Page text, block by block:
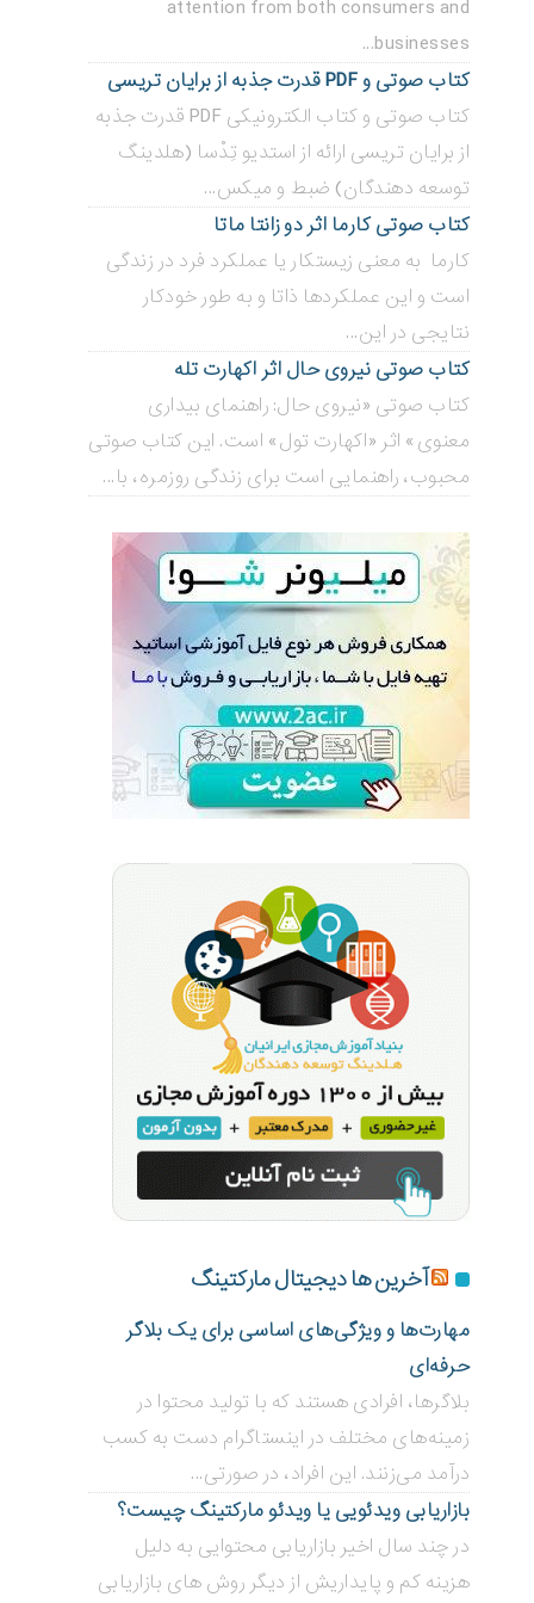
attention from both consumers and
businesses...
کتاب صوتی و PDF قدرت جذبه از برایان تریسی
کتاب صوتی و کتاب الکترونیکی PDF قدرت جذبه
از برایان تریسی ارائه از استدیو تِدْسا (هلدینگ
توسعه دهندگان) ضبط و میکس...
کتاب صوتی کارما اثر دو زانتا ماتا
کارما به معنی زیستکار یا عملکرد فرد در زندگی
است و این عملکردها ذاتا و به طور خودکار
نتایجی در این...
کتاب صوتی نیروی حال اثر اکهارت تله
کتاب صوتی «نیروی حال: راهنمای بیداری
معنوی» اثر «اکهارت تول» است. این کتاب صوتی
محبوب، راهنمایی است برای زندگی روزمره، با...
آخرین ها دیجیتال مارکتینگ
مهارت‌ها و ویژگی‌های اساسی برای یک بلاگر
حرفه‌ای
بلاگر‌ها، افرادی هستند که با تولید محتوا در
زمینه‌های مختلف در اینستاگرام دست به کسب
درآمد می‌زنند. این افراد، در صورتی...
بازاریابی ویدئویی ‌یا ویدئو مارکتینگ چیست؟
در چند سال اخیر بازاریابی محتوایی به دلیل
هزینه کم و پایداریش از دیگر روش های بازاریابی